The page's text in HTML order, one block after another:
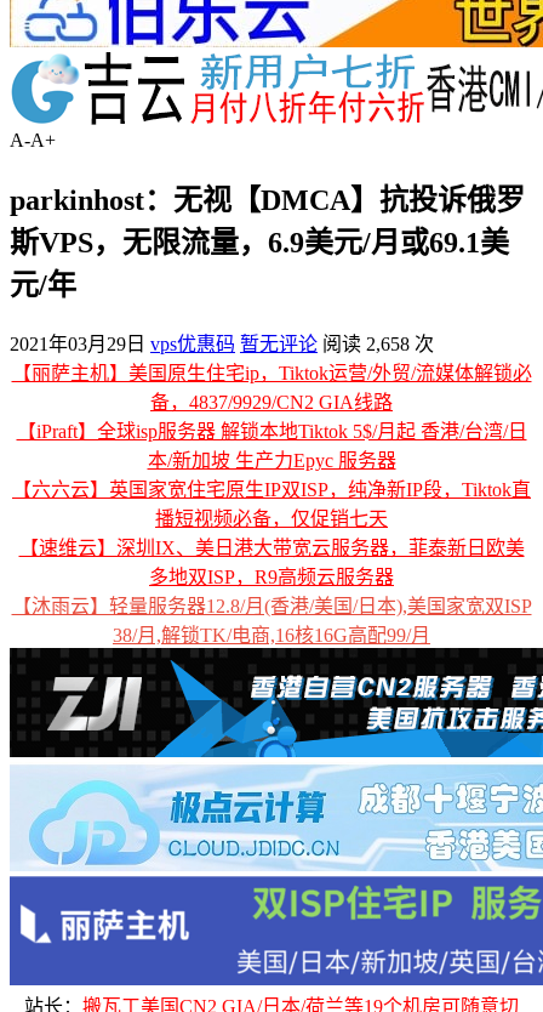
A-A+
parkinhost：无视【DMCA】抗投诉俄罗
斯VPS，无限流量，6.9美元/月或69.1美
元/年
2021年03月29日 vps优惠码 暂无评论 阅读 2,658 次
【丽萨主机】美国原生住宅ip，Tiktok运营/外贸/流媒体解锁必
备，4837/9929/CN2 GIA线路
【iPraft】全球isp服务器 解锁本地Tiktok 5$/月起 香港/台湾/日
本/新加坡 生产力Epyc 服务器
【六六云】英国家宽住宅原生IP双ISP，纯净新IP段，Tiktok直
播短视频必备，仅促销七天
【速维云】深圳IX、美日港大带宽云服务器，菲泰新日欧美
多地双ISP，R9高频云服务器
【沐雨云】轻量服务器12.8/月(香港/美国/日本),美国家宽双ISP
38/月,解锁TK/电商,16核16G高配99/月
站长： 搬瓦工美国CN2 GIA/日本/荷兰等19个机房可随意切